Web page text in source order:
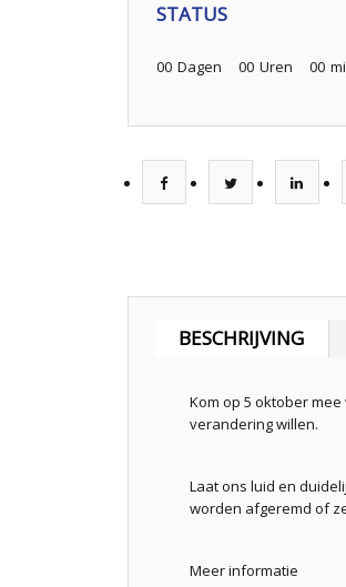
STATUS
00 Dagen 00 Uren 00
BESCHRIJVING
Kom op 5 oktober
verandering willen.
Laat ons luid en
worden afgeremd of
Meer informatie